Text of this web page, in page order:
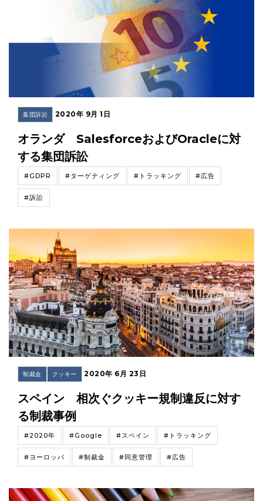
集団訴訟 2020年 9月 1日
オランダ SalesforceおよびOracleに対
する集団訴訟
#GDPR #ターゲティング #トラッキング #広告
#訴訟
制裁金 クッキー 2020年 6月 23日
スペイン 相次ぐクッキー規制違反に対す
る制裁事例
#2020年 #Google #スペイン #トラッキング
#ヨーロッパ #制裁金 #同意管理 #広告